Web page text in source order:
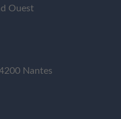
Ouest
Nantes